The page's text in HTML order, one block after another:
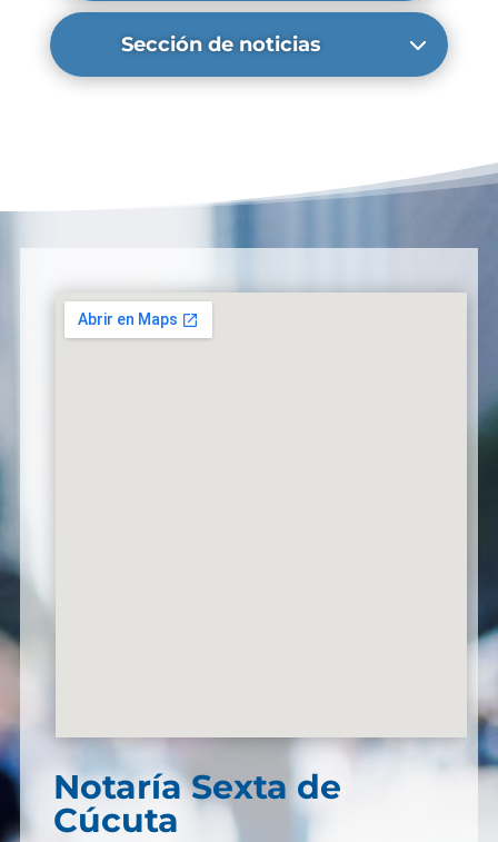
Sección de noticias
Notaría Sexta de
Cúcuta